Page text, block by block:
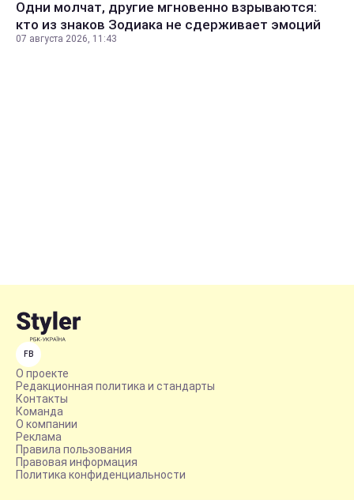
Одни молчат, другие мгновенно взрываются:
кто из знаков Зодиака не сдерживает эмоций
07 августа 2026, 11:43
FB
О проекте
Редакционная политика и стандарты
Контакты
Команда
О компании
Реклама
Правила пользования
Правовая информация
Политика конфиденциальности